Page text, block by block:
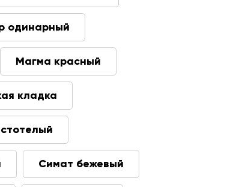
одинарный
Магма красный
кладка
Симат бежевый